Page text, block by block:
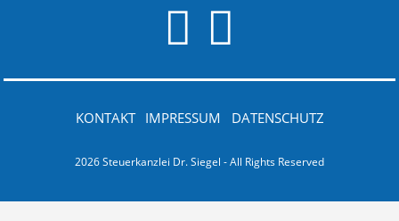
2026 Steuerkanzlei Dr. Siegel - All Rights Reserved
KONTAKT IMPRESSUM DATENSCHUTZ